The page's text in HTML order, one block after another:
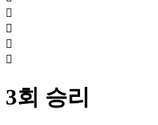




3회 승리